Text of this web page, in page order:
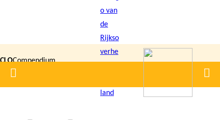
inhoud
gaan
CLOCompendium
voor de
Home